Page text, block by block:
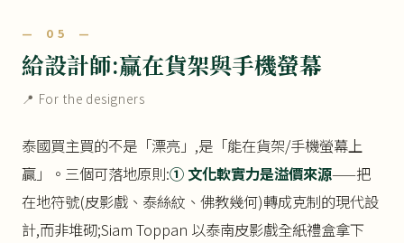
— 05 —
給設計師:贏在貨架與手機螢幕
📍 For the designers
泰國買主買的不是「漂亮」,是「能在貨架/手機螢幕上
贏」。三個可落地原則:① 文化軟實力是溢價來源——把
在地符號(皮影戲、泰絲紋、佛教幾何)轉成克制的現代設
計,而非堆砌;Siam Toppan 以泰南皮影戲全紙禮盒拿下